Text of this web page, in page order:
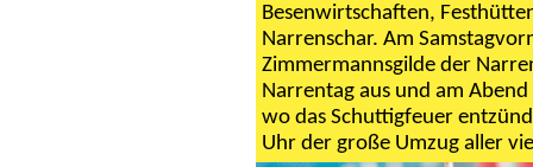
Besenwirtschaften,
Narrenschar. Am
Zimmermannsgilde der
Narrentag aus und am
wo das Schuttigfeuer
Uhr der große Umzug aller